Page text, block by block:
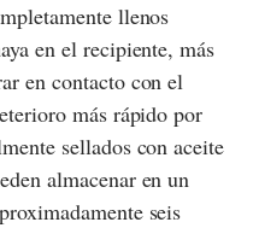
llenos
en el recipiente, más
en contacto con el
más rápido por
sellados con aceite
almacenar en un
seis